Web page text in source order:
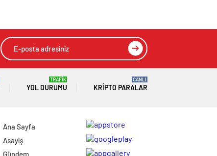
YOL DURUMU
TRAFİK
KRIPTO PARALAR
CANLI
Ana Sayfa
Asayiş
Gündem